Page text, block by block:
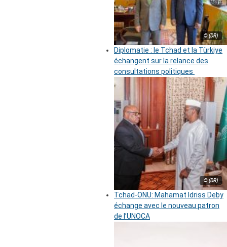
© (DR)
Diplomatie : le Tchad et la Türkiye
échangent sur la relance des
consultations politiques
© (DR)
Tchad-ONU: Mahamat Idriss Deby
échange avec le nouveau patron
de l’UNOCA